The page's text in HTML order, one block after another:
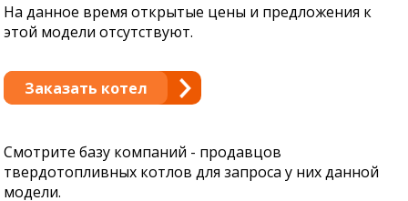
На данное время открытые цены и предложения к
этой модели отсутствуют.
Заказать котел
Смотрите базу компаний - продавцов
твердотопливных котлов для запроса у них данной
модели.